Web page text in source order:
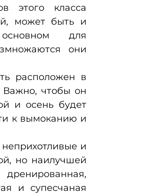
этого класса
может быть и
для
они
расположен в
чтобы он
и осень будет
к вымоканию и
и
но наилучшей
и супесчаная